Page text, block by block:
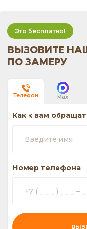
Это бесплатно!
ВЫЗОВИТЕ
ПО ЗАМЕРУ
Телефон Max
Как к вам
Номер телефона